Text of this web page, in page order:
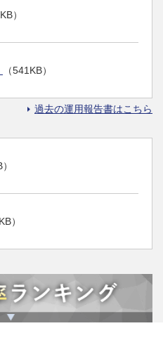
）
（541KB）
過去の運用報告書はこちら
）